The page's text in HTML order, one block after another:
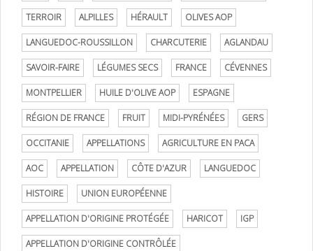
TERROIR ALPILLES HÉRAULT OLIVES AOP
LANGUEDOC-ROUSSILLON CHARCUTERIE AGLANDAU
SAVOIR-FAIRE LÉGUMES SECS FRANCE CÉVENNES
MONTPELLIER HUILE D'OLIVE AOP ESPAGNE
RÉGION DE FRANCE FRUIT MIDI-PYRÉNÉES GERS
OCCITANIE APPELLATIONS AGRICULTURE EN PACA
AOC APPELLATION CÔTE D'AZUR LANGUEDOC
HISTOIRE UNION EUROPÉENNE
APPELLATION D'ORIGINE PROTÉGÉE HARICOT IGP
APPELLATION D'ORIGINE CONTRÔLÉE